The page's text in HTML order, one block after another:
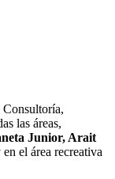
Consultoría,
las áreas,
Junior, Arait
en el área recreativa